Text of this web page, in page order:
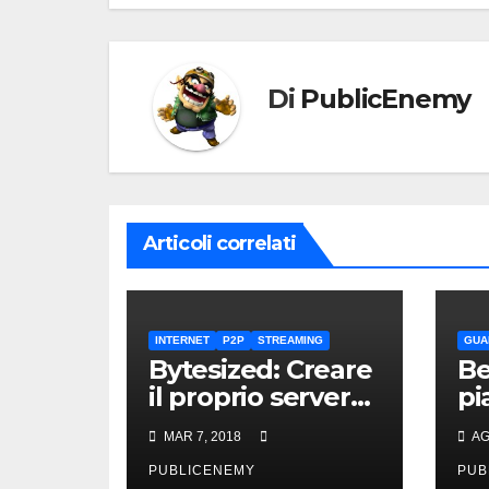
Di PublicEnemy
Articoli correlati
INTERNET P2P STREAMING
Bytesized: Creare
il proprio server
Plex in pochi
secondi
MAR 7, 2018
PUBLICENEMY